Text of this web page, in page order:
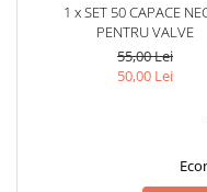
1 x SET 50 CAPACE
PENTRU VALVE
55,00 Lei
50,00 Lei